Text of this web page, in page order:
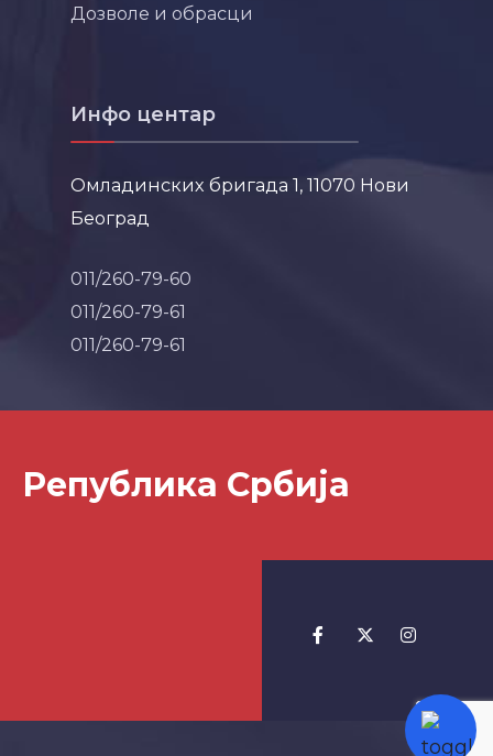
Дозволе и обрасци
Инфо центар
Омладинских бригада 1, 11070 Нови
Београд
011/260-79-60
011/260-79-61
011/260-79-61
Република Србија